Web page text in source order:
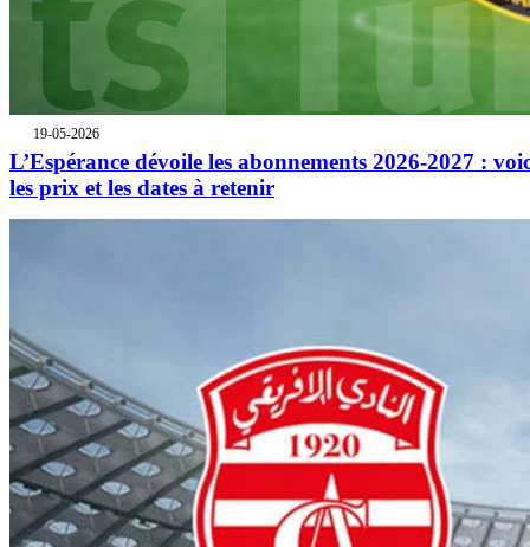
19-05-2026
L’Espérance dévoile les abonnements 2026-2027 :
les prix et les dates à retenir